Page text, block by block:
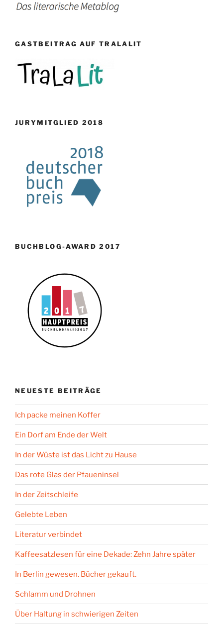
GASTBEITRAG AUF TRALALIT
JURYMITGLIED 2018
BUCHBLOG-AWARD 2017
NEUESTE BEITRÄGE
Ich packe meinen Koffer
Ein Dorf am Ende der Welt
In der Wüste ist das Licht zu Hause
Das rote Glas der Pfaueninsel
In der Zeitschleife
Gelebte Leben
Literatur verbindet
Kaffeesatzlesen für eine Dekade: Zehn Jahre später
In Berlin gewesen. Bücher gekauft.
Schlamm und Drohnen
Über Haltung in schwierigen Zeiten